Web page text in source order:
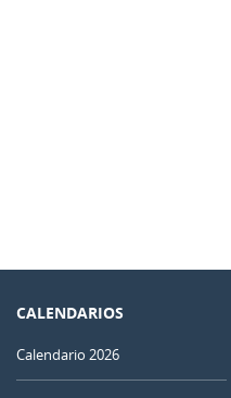
CALENDARIOS
Calendario 2026